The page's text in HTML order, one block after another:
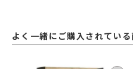
よく一緒にご購入されてい